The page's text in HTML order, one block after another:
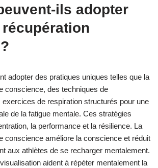
ils adopter
adopter des pratiques uniques telles que la
conscience, des techniques de
de respiration structurés pour une
de la fatigue mentale. Ces stratégies
la performance et la résilience. La
conscience améliore la conscience et réduit
aux athlètes de se recharger mentalement.
aident à répéter mentalement la